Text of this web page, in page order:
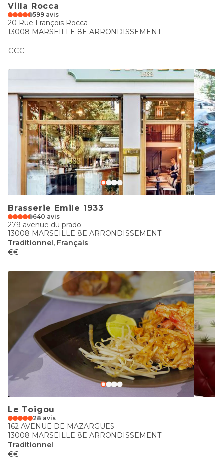
Villa Rocca
599 avis
20 Rue François Rocca
13008 MARSEILLE 8E ARRONDISSEMENT
€€€
Brasserie Emile 1933
640 avis
279 avenue du prado
13008 MARSEILLE 8E ARRONDISSEMENT
Traditionnel, Français
€€
Le Toigou
28 avis
162 AVENUE DE MAZARGUES
13008 MARSEILLE 8E ARRONDISSEMENT
Traditionnel
€€